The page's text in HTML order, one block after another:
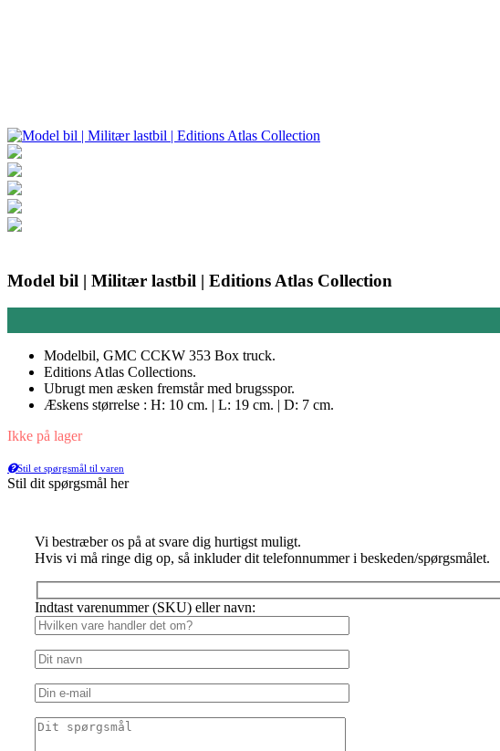
Model bil | Militær lastbil | Editions Atlas Collection
Modelbil, GMC CCKW 353 Box truck.
Editions Atlas Collections.
Ubrugt men æsken fremstår med brugsspor.
Æskens størrelse : H: 10 cm. | L: 19 cm. | D: 7 cm.
Ikke på lager
Stil et spørgsmål til varen
Stil dit spørgsmål her
Vi bestræber os på at svare dig hurtigst muligt.
Hvis vi må ringe dig op, så inkluder dit telefonnummer i beskeden/spørgsmålet.
Indtast varenummer (SKU) eller navn: